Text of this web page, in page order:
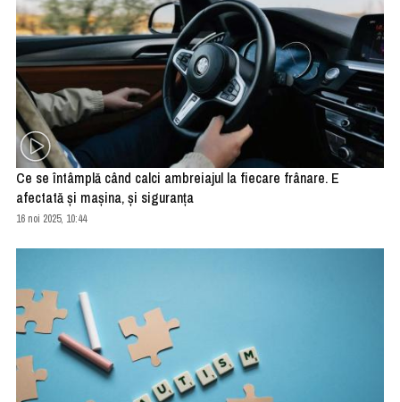
Ce se întâmplă când calci ambreiajul la fiecare frânare. E
afectată şi maşina, şi siguranţa
16 noi 2025, 10:44